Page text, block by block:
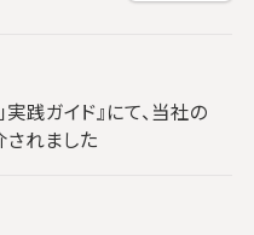
践ガイド』にて、当社の
されました